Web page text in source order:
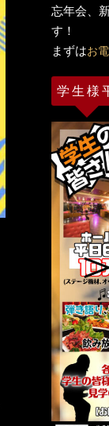
忘年会、
す！
まずはお
学生様